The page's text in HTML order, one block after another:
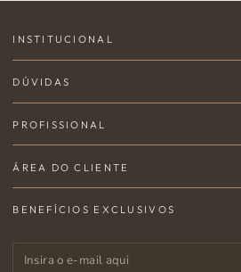
INSTITUCIONAL
DÚVIDAS
PROFISSIONAL
ÁREA DO CLIENTE
BENEFÍCIOS EXCLUSIVOS
Insira